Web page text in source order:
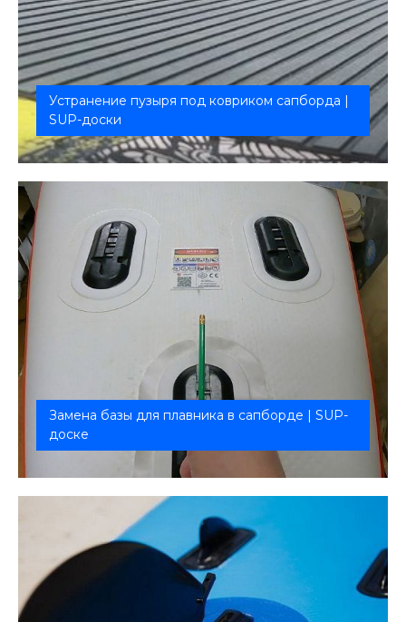
Устранение пузыря под ковриком сапборда |
SUP-доски
10 см²
Замена базы для плавника в сапборде | SUP-
доске
Демонтаж / монтаж